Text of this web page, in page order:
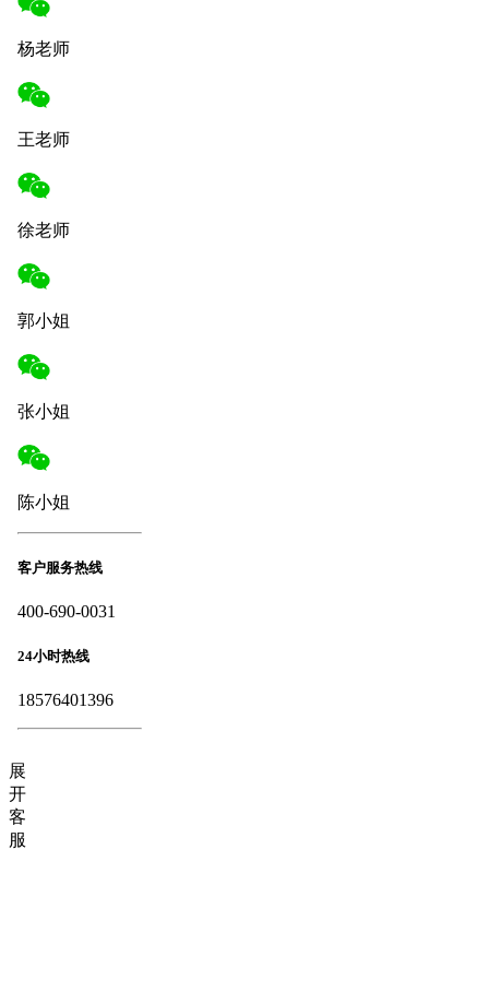
杨老师
王老师
徐老师
郭小姐
张小姐
陈小姐
客户服务热线
400-690-0031
24小时热线
18576401396
展
开
客
服